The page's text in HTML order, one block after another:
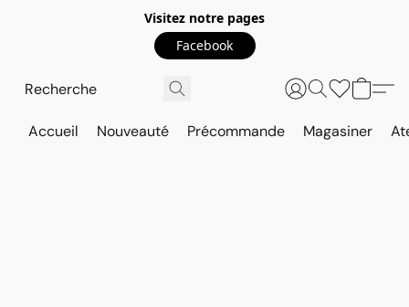
Visitez notre pages
Facebook
Accueil Nouveauté Précommande Magasiner